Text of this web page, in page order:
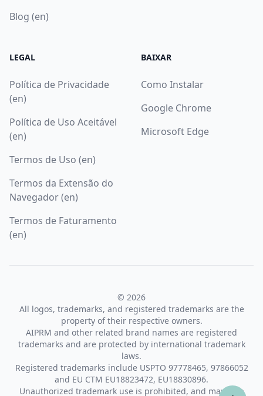
Blog (en)
LEGAL
Política de Privacidade
(en)
Política de Uso Aceitável
(en)
Termos de Uso (en)
Termos da Extensão do
Navegador (en)
Termos de Faturamento
(en)
BAIXAR
Como Instalar
Google Chrome
Microsoft Edge
© 2026
All logos, trademarks, and registered trademarks are the
property of their respective owners.
AIPRM and other related brand names are registered
trademarks and are protected by international trademark
laws.
Registered trademarks include USPTO 97778465, 97866052
and EU CTM EU18823472, EU18830896.
Unauthorized trademark use is prohibited, and may be a